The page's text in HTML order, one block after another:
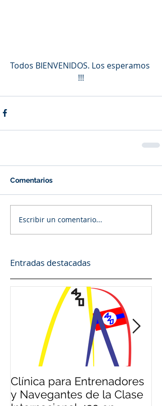
Todos BIENVENIDOS. Los esperamos
!!!
Comentarios
Escribir un comentario...
Entradas destacadas
Clínica para Entrenadores
y Navegantes de la Clase